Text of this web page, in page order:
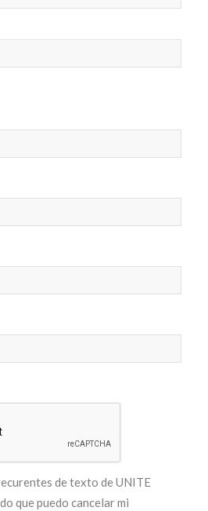
de texto de UNITE
que puedo cancelar mi